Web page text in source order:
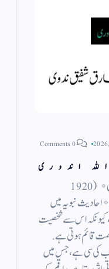
0 Comments
اللہ اندوری
*مولانا قاضی محمد معین اللہ اندوری ندوی* ( 1920
احادیث نبویہ میں
کیونکہ اس سے شخصیت
قائم ہوتی ہے.
کی سی ہے، جس میں